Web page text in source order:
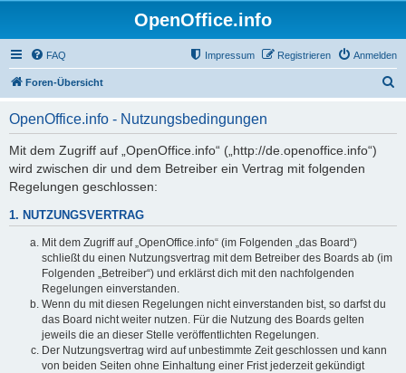
OpenOffice.info
FAQ Anmelden
Registrieren
Impressum
Foren-Übersicht
OpenOffice.info - Nutzungsbedingungen
Mit dem Zugriff auf „OpenOffice.info“ („http://de.openoffice.info“)
wird zwischen dir und dem Betreiber ein Vertrag mit folgenden
Regelungen geschlossen:
1. NUTZUNGSVERTRAG
Mit dem Zugriff auf „OpenOffice.info“ (im Folgenden „das Board“)
schließt du einen Nutzungsvertrag mit dem Betreiber des Boards ab (im
Folgenden „Betreiber“) und erklärst dich mit den nachfolgenden
Regelungen einverstanden.
Wenn du mit diesen Regelungen nicht einverstanden bist, so darfst du
das Board nicht weiter nutzen. Für die Nutzung des Boards gelten
jeweils die an dieser Stelle veröffentlichten Regelungen.
Der Nutzungsvertrag wird auf unbestimmte Zeit geschlossen und kann
von beiden Seiten ohne Einhaltung einer Frist jederzeit gekündigt